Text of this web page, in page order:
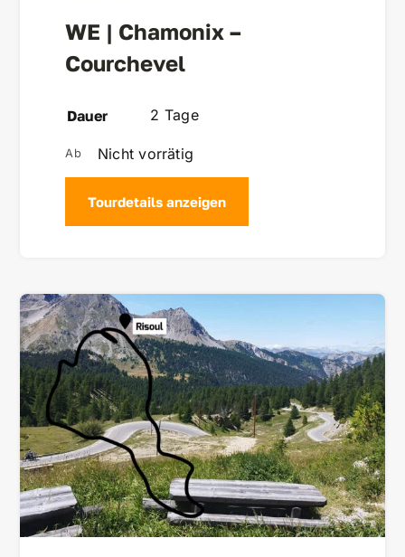
WE | Chamonix –
Courchevel
Dauer 2 Tage
Nicht vorrätig
Tourdetails anzeigen